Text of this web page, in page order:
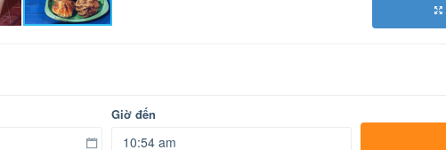
Giờ đến